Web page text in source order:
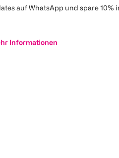
auf WhatsApp und spare 10%
Informationen